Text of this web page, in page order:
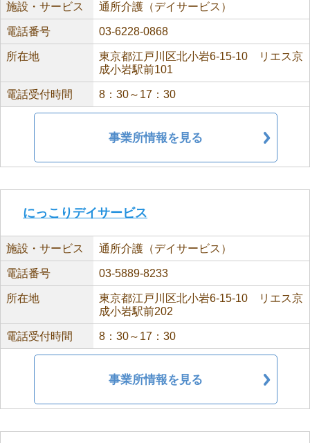
施設・サービス 通所介護（デイサービス）
電話番号 03-6228-0868
所在地
東京都江戸川区北小岩6-15-10 リエス京
成小岩駅前101
電話受付時間 8：30～17：30
事業所情報を見る
にっこりデイサービス
施設・サービス 通所介護（デイサービス）
電話番号 03-5889-8233
所在地
東京都江戸川区北小岩6-15-10 リエス京
成小岩駅前202
電話受付時間 8：30～17：30
事業所情報を見る